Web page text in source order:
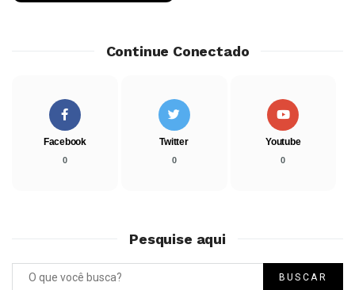
Continue Conectado
Facebook
0
Twitter
0
Youtube
0
Pesquise aqui
BUSCAR